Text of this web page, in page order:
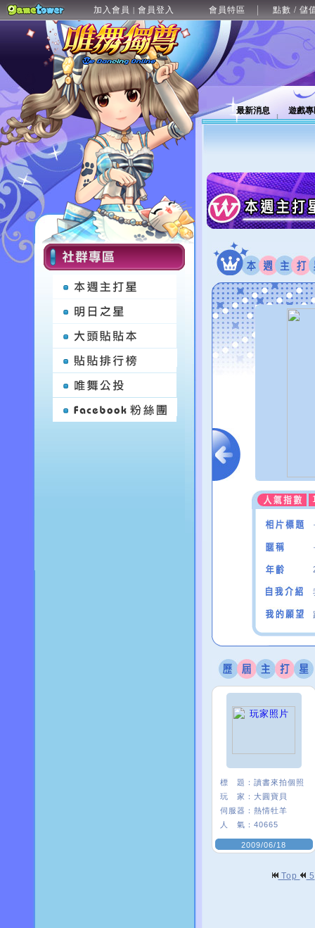
加入會員 | 會員登入 會員特區 點數 / 儲
最新消息 遊戲
標 題： 讀書來拍個照
玩 家： 大圓寶貝
伺服器： 熱情牡羊
人 氣： 40665
2009/06/18
Top 5